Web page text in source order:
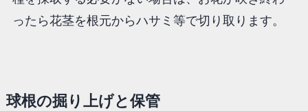
ったら花茎を根元からハサミ等で切り取ります。
球根の掘り上げと保管